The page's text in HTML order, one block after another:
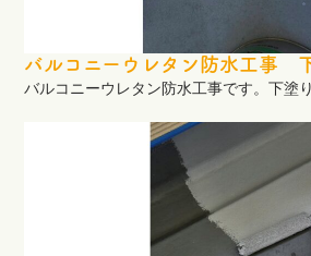
バルコニーウレタン防水工事
バルコニーウレタン防水工事です。下塗